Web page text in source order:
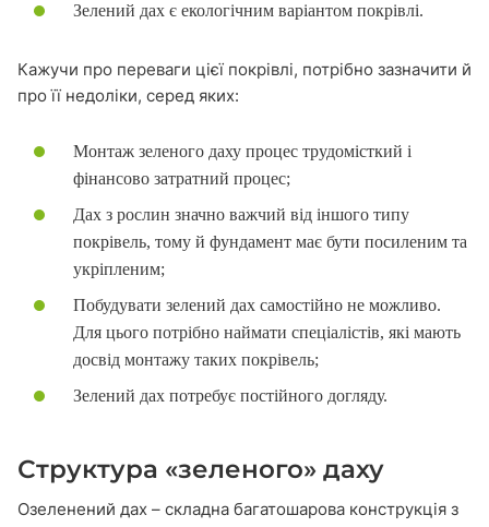
Зелений дах є екологічним варіантом покрівлі.
Кажучи про переваги цієї покрівлі, потрібно зазначити й
про її недоліки, серед яких:
Монтаж зеленого даху процес трудомісткий і
фінансово затратний процес;
Дах з рослин значно важчий від іншого типу
покрівель, тому й фундамент має бути посиленим та
укріпленим;
Побудувати зелений дах самостійно не можливо.
Для цього потрібно наймати спеціалістів, які мають
досвід монтажу таких покрівель;
Зелений дах потребує постійного догляду.
Структура «зеленого» даху
Озеленений дах – складна багатошарова конструкція з